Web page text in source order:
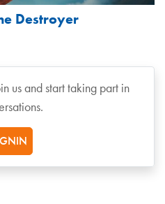
Destroyer
us and start taking part in